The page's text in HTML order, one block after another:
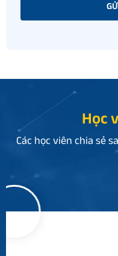
Học
Các học viên chia sẻ